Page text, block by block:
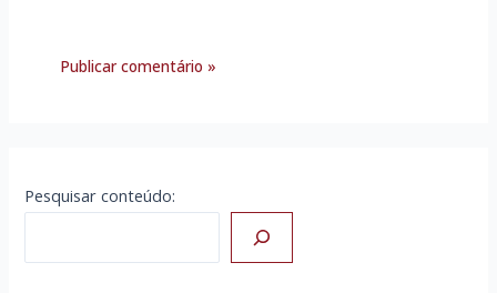
Pesquisar conteúdo: